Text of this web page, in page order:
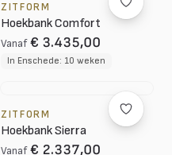
ZITFORM
Hoekbank Comfort
Vanaf € 3.435,00
In Enschede: 10 weken
ZITFORM
Hoekbank Sierra
Vanaf € 2.337,00